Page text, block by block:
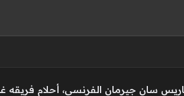
سان جيرمان الفرنسي، أحلام فريقه